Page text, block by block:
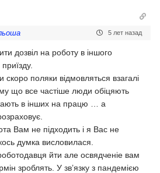
5 лет назад
дозвіл на роботу в іншого
поляки відмовляться взагалі
що все частіше люди обіцяють
в інших на працю … а
Вам не підходить і я Вас не
думка висловилася.
йти але освядченіе вам
зроблять. У зв’язку з пандемією